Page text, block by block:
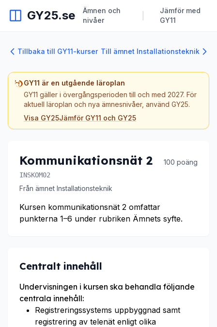
GY25.se
Ämnen och
nivåer
Jämför med
GY11
Tillbaka till GY11-kurser Till ämnet Installationsteknik
GY11 är en utgående läroplan
GY11 gäller i övergångsperioden till och med 2027. För
aktuell läroplan och nya ämnesnivåer, använd GY25.
Visa GY25Jämför GY11 och GY25
Kommunikationsnät 2 100 poäng
INSKOM02
Från ämnet Installationsteknik
Kursen kommunikationsnät 2 omfattar
punkterna 1–6 under rubriken Ämnets syfte.
Centralt innehåll
Undervisningen i kursen ska behandla följande
centrala innehåll:
Registreringssystems uppbyggnad samt
registrering av telenät enligt olika